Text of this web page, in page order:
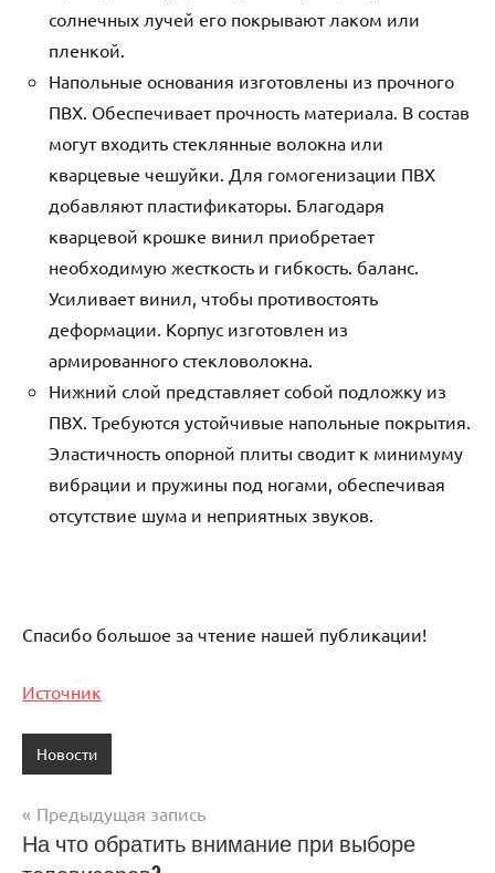
солнечных лучей его покрывают лаком или
пленкой.
Напольные основания изготовлены из прочного
ПВХ. Обеспечивает прочность материала. В состав
могут входить стеклянные волокна или
кварцевые чешуйки. Для гомогенизации ПВХ
добавляют пластификаторы. Благодаря
кварцевой крошке винил приобретает
необходимую жесткость и гибкость. баланс.
Усиливает винил, чтобы противостоять
деформации. Корпус изготовлен из
армированного стекловолокна.
Нижний слой представляет собой подложку из
ПВХ. Требуются устойчивые напольные покрытия.
Эластичность опорной плиты сводит к минимуму
вибрации и пружины под ногами, обеспечивая
отсутствие шума и неприятных звуков.
Спасибо большое за чтение нашей публикации!
Источник
Новости
Навигация
Предыдущая запись
На что обратить внимание при выборе